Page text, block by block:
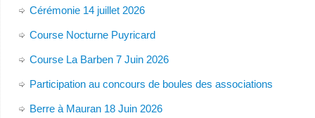
Cérémonie 14 juillet 2026
Course Nocturne Puyricard
Course La Barben 7 Juin 2026
Participation au concours de boules des associations
Berre à Mauran 18 Juin 2026